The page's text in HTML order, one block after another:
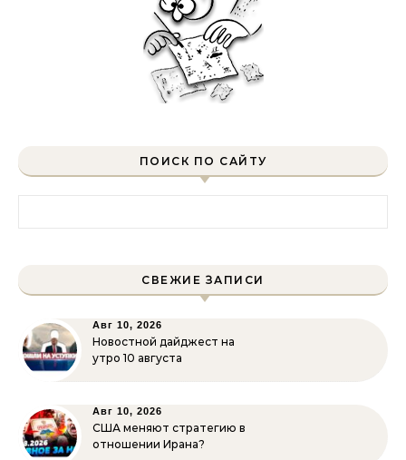
ПОИСК ПО САЙТУ
СВЕЖИЕ ЗАПИСИ
Авг 10, 2026
Новостной дайджест на
утро 10 августа
Авг 10, 2026
США меняют стратегию в
отношении Ирана?